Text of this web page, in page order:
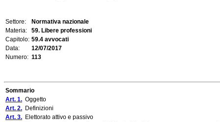
Settore:
Normativa nazionale
Materia:
59. Libere professioni
Capitolo: 59.4 avvocati
Data:
12/07/2017
Numero: 113
Sommario
Art. 1. Oggetto
Art. 2. Definizioni
Art. 3. Elettorato attivo e passivo